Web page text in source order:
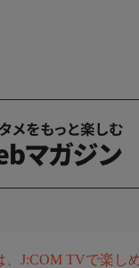
、J:COM TVで楽し